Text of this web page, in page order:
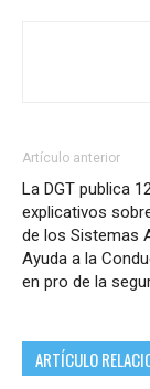
Artículo anterior
La DGT publica
explicativos
de los Sistemas
Ayuda a la
en pro de la
ARTÍCULO